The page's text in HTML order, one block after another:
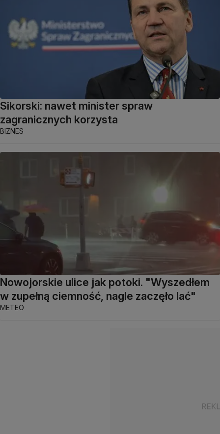
Sikorski: nawet minister spraw
zagranicznych korzysta
BIZNES
Nowojorskie ulice jak potoki. "Wyszedłem
w zupełną ciemność, nagle zaczęło lać"
METEO